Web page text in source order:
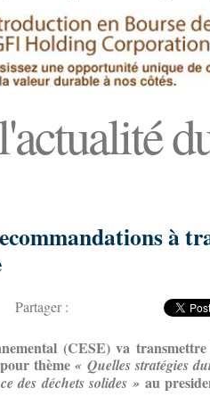
à
Partager :
(CESE) va
thème « Quelles stratégies
des déchets solides » au